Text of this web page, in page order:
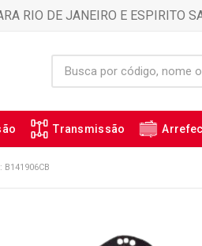
RIO DE JANEIRO E ESPIRITO
Transmissão
B141906CB